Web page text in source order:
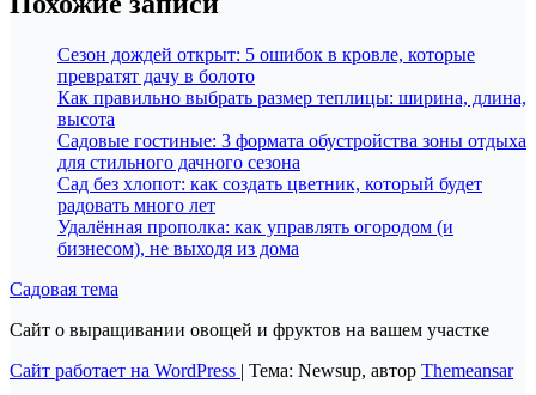
Сезон дождей открыт: 5 ошибок в кровле, которые
превратят дачу в болото
Как правильно выбрать размер теплицы: ширина, длина,
высота
Садовые гостиные: 3 формата обустройства зоны отдыха
для стильного дачного сезона
Сад без хлопот: как создать цветник, который будет
радовать много лет
Удалённая прополка: как управлять огородом (и
бизнесом), не выходя из дома
Садовая тема
Сайт о выращивании овощей и фруктов на вашем участке
Сайт работает на WordPress | Тема: Newsup, автор Themeansar